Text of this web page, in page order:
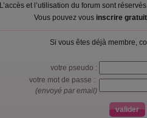
L’accès et l’utilisation du forum sont
Vous pouvez vous inscrire
Si vous êtes déjà membre,
votre pseudo :
votre mot de passe :
(envoyé par email)